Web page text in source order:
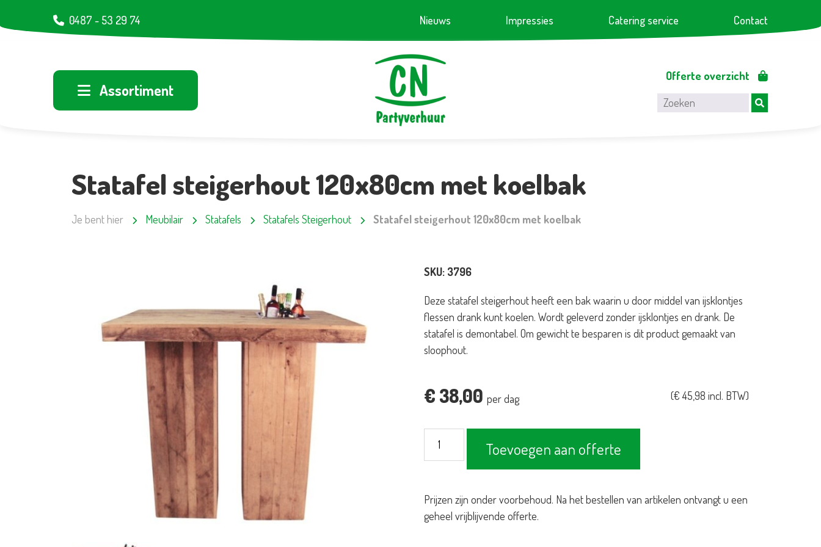
0487 - 53 29 74 Nieuws Impressies Catering service Contact
Assortiment
Offerte overzicht
Statafel steigerhout 120x80cm met koelbak
Je bent hier Meubilair Statafels Statafels Steigerhout Statafel steigerhout 120x80cm met koelbak
SKU: 3796
Deze statafel steigerhout heeft een bak waarin u door middel van ijsklontjes
flessen drank kunt koelen. Wordt geleverd zonder ijsklontjes en drank. De
statafel is demontabel. Om gewicht te besparen is dit product gemaakt van
sloophout.
€ 38,00 per dag (€45,98 incl. BTW)
steigerhout
koelbak
aantal
Toevoegen aan offerte
Prijzen zijn onder voorbehoud. Na het bestellen van artikelen ontvangt u een
geheel vrijblijvende offerte.